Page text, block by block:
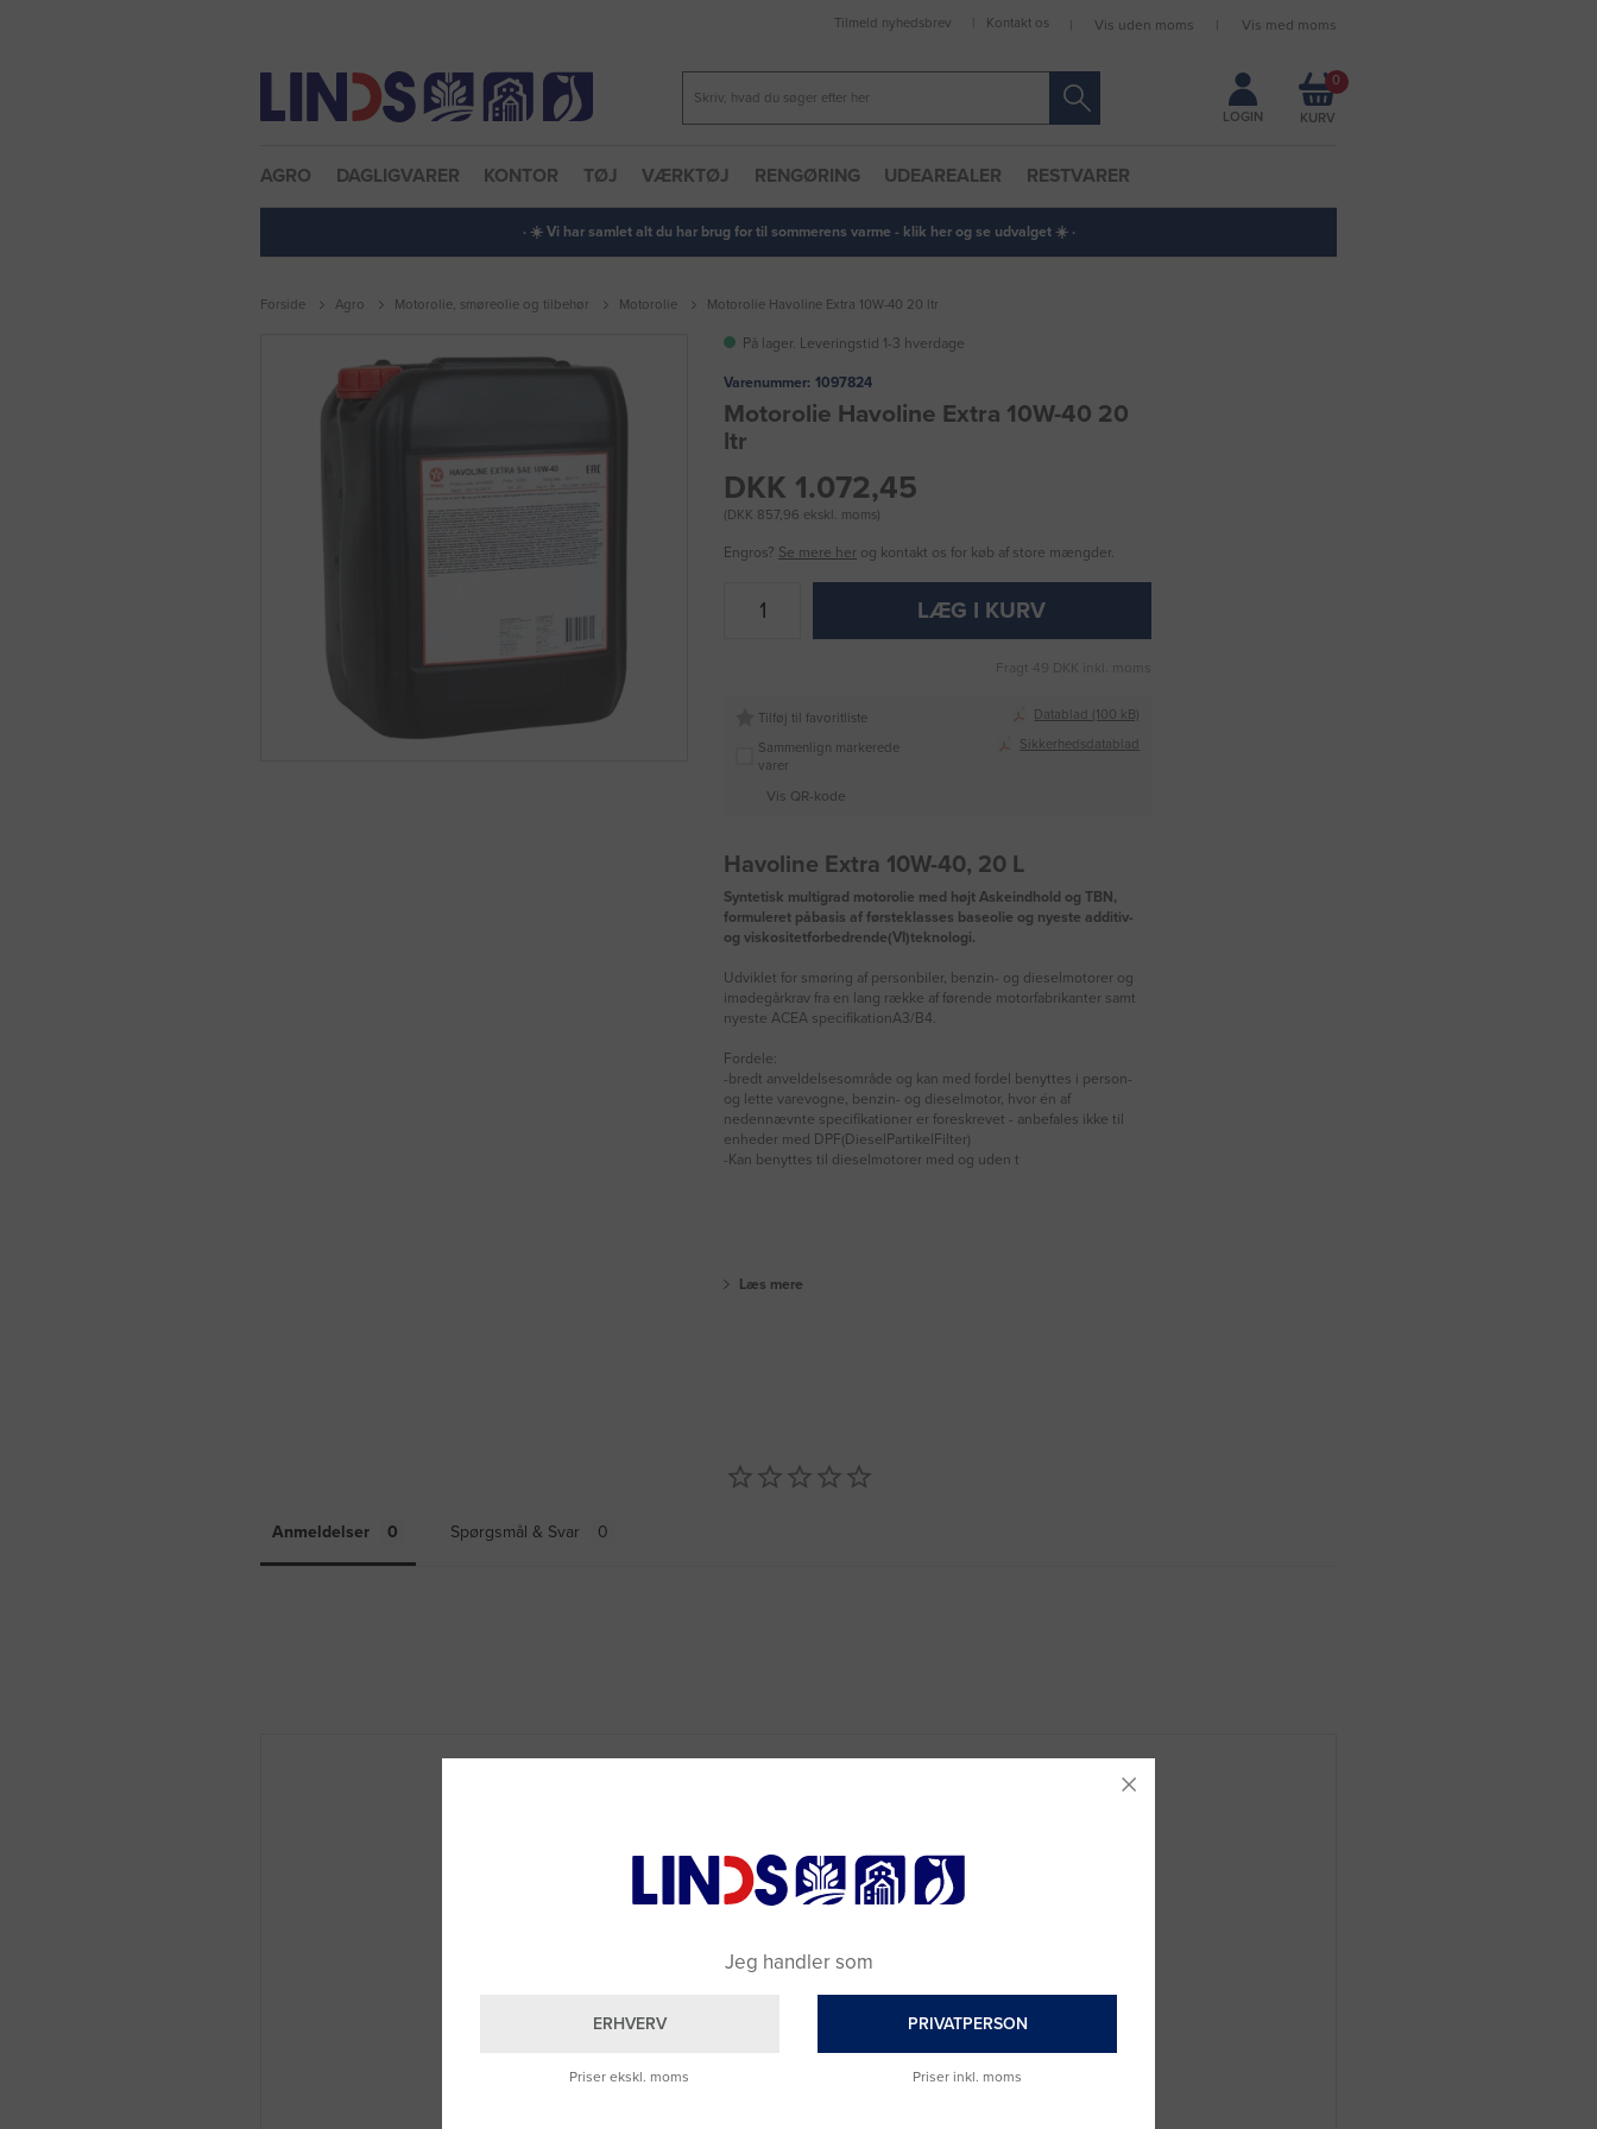
Forbliv logget ind
Tilmeld nyhedsbrev Kontakt os Vis uden moms Vis med moms
LOGIN
0
AGRO DAGLIGVARER KONTOR TØJ VÆRKTØJ RENGØRING UDEAREALER RESTVARER
· ☀️ Vi har samlet alt du har brug for til sommerens varme - klik her og se udvalget ☀️ ·
Forside Agro Motorolie, smøreolie og tilbehør Motorolie Motorolie Havoline Extra 10W-40 20 ltr
På lager. Leveringstid 1-3 hverdage
Varenummer: 1097824
Motorolie Havoline Extra 10W-40 20
ltr
DKK 1.072,45
(DKK 857,96 ekskl. moms)
Engros? Se mere her og kontakt os for køb af store mængder.
LÆG I KURV
Fragt 49 DKK inkl. moms
Tilføj til favoritliste
Sammenlign markerede
varer
Vis QR-kode
Datablad (100 kB)
Sikkerhedsdatablad
Havoline Extra 10W-40, 20 L
Syntetisk multigrad motorolie med højt Askeindhold og TBN,
formuleret påbasis af førsteklasses baseolie og nyeste additiv-
og viskositetforbedrende(VI)teknologi.
Udviklet for smøring af personbiler, benzin- og dieselmotorer og
imødegårkrav fra en lang række af førende motorfabrikanter samt
nyeste ACEA specifikationA3/B4.
Fordele:
-bredt anveldelsesområde og kan med fordel benyttes i person-
og lette varevogne, benzin- og dieselmotor, hvor én af
nedennævnte specifikationer er foreskrevet - anbefales ikke til
enheder med DPF(DieselPartikelFilter)
-Kan benyttes til dieselmotorer med og uden t
Læs mere
Anmeldelser Spørgsmål & Svar
Jeg handler som
ERHVERV
Priser ekskl. moms
PRIVATPERSON
Priser inkl. moms